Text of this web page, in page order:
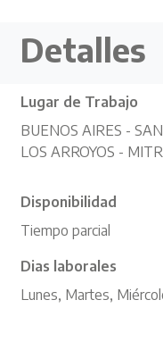
Detalles
Lugar de Trabajo
BUENOS AIRES -
LOS ARROYOS -
Disponibilidad
Tiempo parcial
Dias laborales
Lunes, Martes,